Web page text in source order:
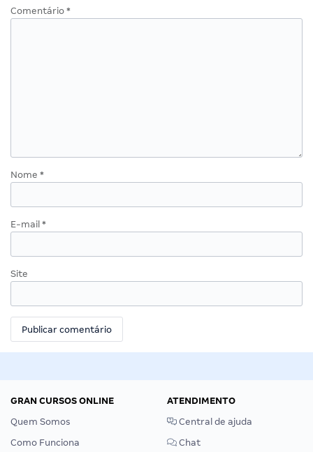
Comentário *
Nome *
E-mail *
Site
GRAN CURSOS ONLINE
Quem Somos
Como Funciona
ATENDIMENTO
Central de ajuda
Chat